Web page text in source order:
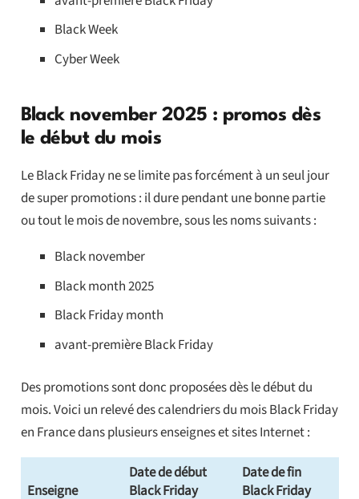
Black Week
Cyber Week
Black november 2025 : promos dès
le début du mois
Le Black Friday ne se limite pas forcément à un seul jour
de super promotions : il dure pendant une bonne partie
ou tout le mois de novembre, sous les noms suivants :
Black november
Black month 2025
Black Friday month
avant-première Black Friday
Des promotions sont donc proposées dès le début du
mois. Voici un relevé des calendriers du mois Black Friday
en France dans plusieurs enseignes et sites Internet :
Enseigne
Date de début
Black Friday
Date de fin
Black Friday